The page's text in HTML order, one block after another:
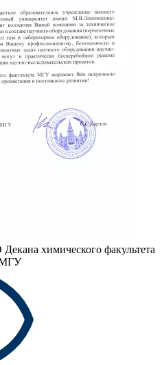
химического факультета
МГУ